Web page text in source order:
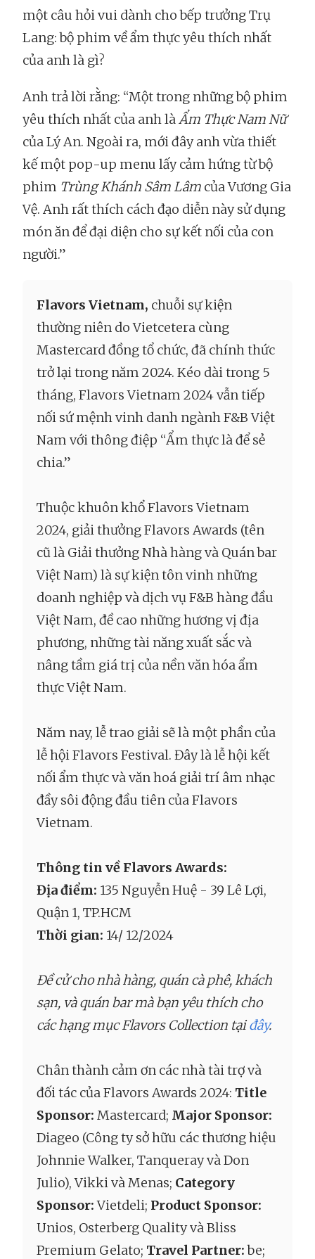
một câu hỏi vui dành cho bếp trưởng Trụ
Lang: bộ phim về ẩm thực yêu thích nhất
của anh là gì?
Anh trả lời rằng: “Một trong những bộ phim
yêu thích nhất của anh làẨm Thực Nam Nữ
của Lý An. Ngoài ra, mới đây anh vừa thiết
kế một pop-up menu lấy cảm hứng từ bộ
phim Trùng Khánh Sâm Lâm của Vương Gia
Vệ. Anh rất thích cách đạo diễn này sử dụng
món ăn để đại diện cho sự kết nối của con
người.”
Flavors Vietnam, chuỗi sự kiện
thường niên do Vietcetera cùng
Mastercard đồng tổ chức, đã chính thức
trở lại trong năm 2024. Kéo dài trong 5
tháng, Flavors Vietnam 2024 vẫn tiếp
nối sứ mệnh vinh danh ngành F&B Việt
Nam với thông điệp “Ẩm thực là để sẻ
chia.”
Thuộc khuôn khổ Flavors Vietnam
2024, giải thưởng Flavors Awards (tên
cũ là Giải thưởng Nhà hàng và Quán bar
Việt Nam) là sự kiện tôn vinh những
doanh nghiệp và dịch vụ F&B hàng đầu
Việt Nam, đề cao những hương vị địa
phương, những tài năng xuất sắc và
nâng tầm giá trị của nền văn hóa ẩm
thực Việt Nam.
Năm nay, lễ trao giải sẽ là một phần của
lễ hội Flavors Festival. Đây là lễ hội kết
nối ẩm thực và văn hoá giải trí âm nhạc
đầy sôi động đầu tiên của Flavors
Vietnam.
Thông tin về Flavors Awards:
Địa điểm: 135 Nguyễn Huệ - 39 Lê Lợi,
Quận 1, TP.HCM
Thời gian: 14/ 12/2024
Đề cử cho nhà hàng, quán cà phê, khách
sạn, và quán bar mà bạn yêu thích cho
các hạng mục Flavors Collection tạiđây.
Chân thành cảm ơn các nhà tài trợ và
đối tác của Flavors Awards 2024: Title
Sponsor: Mastercard; Major Sponsor:
Diageo (Công ty sở hữu các thương hiệu
Johnnie Walker, Tanqueray và Don
Julio), Vikki và Menas; Category
Sponsor:Vietdeli; Product Sponsor:
Unios, Osterberg Quality và Bliss
Premium Gelato; Travel Partner:be;